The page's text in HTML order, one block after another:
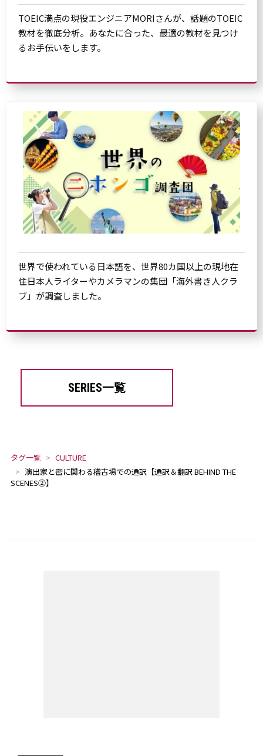
TOEIC満点の現役エンジニアMORIさんが、話題のTOEIC
教材を徹底分析。あなたに合った、最適の教材を見つけ
るお手伝いをします。
世界で使われている日本語を、世界80カ国以上の現地在
住日本人ライターやカメラマンの集団「海外書き人クラ
ブ」が調査しました。
SERIES一覧
タグ一覧
CULTURE
演出家と密に関わる稽古場での通訳【通訳＆翻訳 BEHIND THE
SCENES②】